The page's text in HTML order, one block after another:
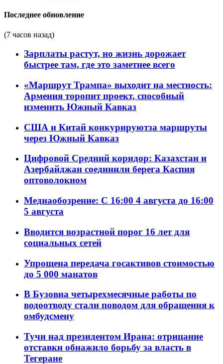
Последнее обновление
(7 часов назад)
Зарплаты растут, но жизнь дорожает
быстрее там, где это заметнее всего
«Маршрут Трампа» выходит на местность:
Армения торопит проект, способный
изменить Южный Кавказ
США и Китай конкурируютза маршруты
через Южный Кавказ
Цифровой Средний коридор: Казахстан и
Азербайджан соединили берега Каспия
оптоволокном
Медиаобозрение: С 16:00 4 августа до 16:00
5 августа
Вводится возрастной порог 16 лет для
социальных сетей
Упрощена передача госактивов стоимостью
до 5 000 манатов
В Бузовна четырехмесячные работы по
водоотводу стали поводом для обращения к
омбудсмену
Тучи над президентом Ирана: отрицание
отставки обнажило борьбу за власть в
Тегеране